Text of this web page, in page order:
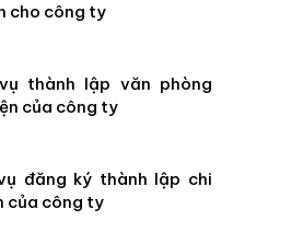
cho công ty
thành lập văn phòng
của công ty
đăng ký thành lập chi
của công ty